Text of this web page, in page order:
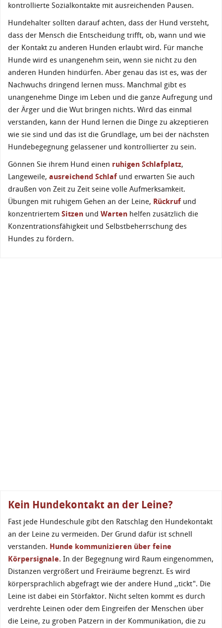
kontrollierte Sozialkontakte mit ausreichenden Pausen.
Hundehalter sollten darauf achten, dass der Hund versteht,
dass der Mensch die Entscheidung trifft, ob, wann und wie
der Kontakt zu anderen Hunden erlaubt wird. Für manche
Hunde wird es unangenehm sein, wenn sie nicht zu den
anderen Hunden hindürfen. Aber genau das ist es, was der
Nachwuchs dringend lernen muss. Manchmal gibt es
unangenehme Dinge im Leben und die ganze Aufregung und
der Ärger und die Wut bringen nichts. Wird das einmal
verstanden, kann der Hund lernen die Dinge zu akzeptieren
wie sie sind und das ist die Grundlage, um bei der nächsten
Hundebegegnung gelassener und kontrollierter zu sein.
Gönnen Sie ihrem Hund einen ruhigen Schlafplatz,
Langeweile, ausreichend Schlaf und erwarten Sie auch
draußen von Zeit zu Zeit seine volle Aufmerksamkeit.
Übungen mit ruhigem Gehen an der Leine, Rückruf und
konzentriertem Sitzen und Warten helfen zusätzlich die
Konzentrationsfähigkeit und Selbstbeherrschung des
Hundes zu fördern.
Kein Hundekontakt an der Leine?
Fast jede Hundeschule gibt den Ratschlag den Hundekontakt
an der Leine zu vermeiden. Der Grund dafür ist schnell
verstanden. Hunde kommunizieren über feine
Körpersignale. In der Begegnung wird Raum eingenommen,
Distanzen vergrößert und Freiräume begrenzt. Es wird
körpersprachlich abgefragt wie der andere Hund ,,tickt". Die
Leine ist dabei ein Störfaktor. Nicht selten kommt es durch
verdrehte Leinen oder dem Eingreifen der Menschen über
die Leine, zu groben Patzern in der Kommunikation, die zu